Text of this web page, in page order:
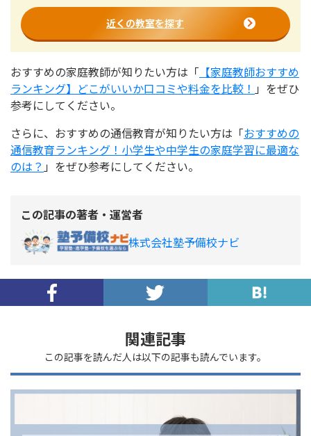
近くの教室を探す
おすすめの家庭教師が知りたい方は「 【家庭教師おすすめ
ランキング】どこがいいか口コミや料金を比較！ 」をぜひ
参考にしてください。
さらに、おすすめの通信教育が知りたい方は「おすすめの
通信教育ランキング！小学生や中学生の家庭学習に最適な
のは？ 」をぜひ参考にしてください。
この記事の著者・運営者
株式会社塾予備校ナビ
関連記事
この記事を読んだ人は以下の記事も読んでいます。